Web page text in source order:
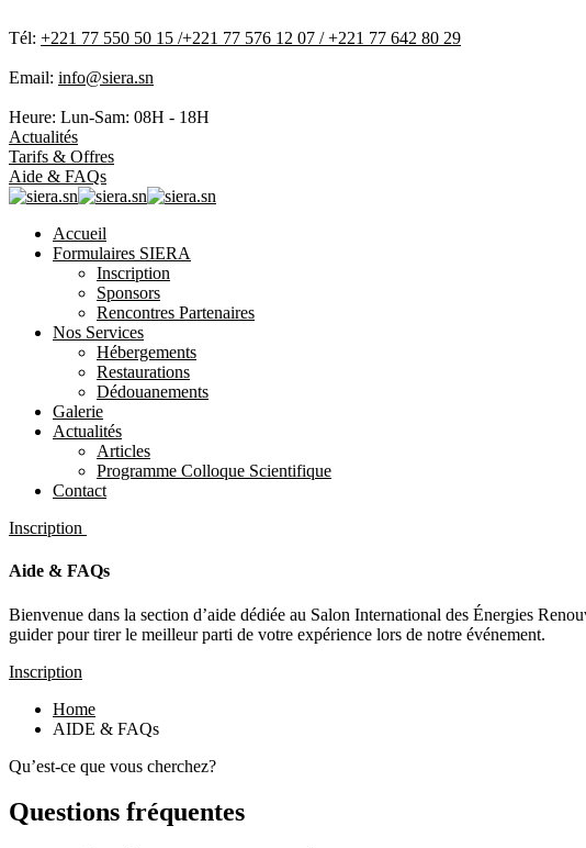
Tél: +221 77 550 50 15 /+221 77 576 12 07 / +221 77 642 80 29
Email: info@siera.sn
Heure: Lun-Sam: 08H - 18H
Actualités
Tarifs & Offres
Aide & FAQs
Accueil
Formulaires SIERA
Inscription
Sponsors
Rencontres Partenaires
Nos Services
Hébergements
Restaurations
Dédouanements
Galerie
Actualités
Articles
Programme Colloque Scientifique
Contact
Inscription
Aide & FAQs
Bienvenue dans la section d’aide dédiée au Salon International des Énergies
guider pour tirer le meilleur parti de votre expérience lors de notre événement.
Inscription
Home
AIDE & FAQs
Qu’est-ce que vous cherchez?
Questions fréquentes